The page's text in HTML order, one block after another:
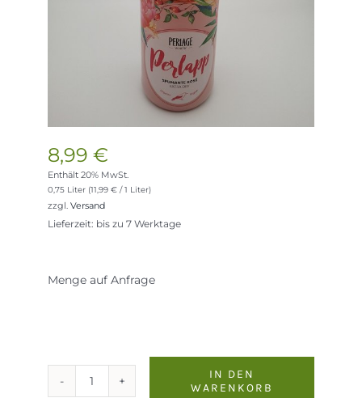
8,99€
Enthält 20% MwSt.
0,75 Liter (11,99€ / 1 Liter)
zzgl.Versand
Lieferzeit: bis zu 7 Werktage
Menge auf Anfrage
Perlage
IN DEN
WARENKORB